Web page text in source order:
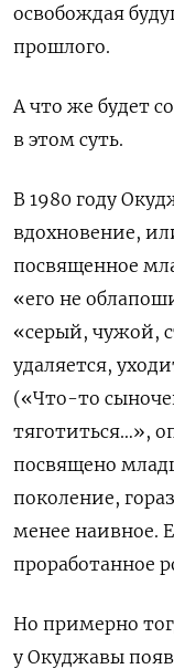
освобождая
прошлого.
А что же будет
в этом суть.
В 1980 году
вдохновение,
посвященное
«его не
«серый, чужой,
удаляется,
(«Что-то
тяготиться…»,
посвящено
поколение,
менее наивное.
проработанное
Но примерно
у Окуджавы